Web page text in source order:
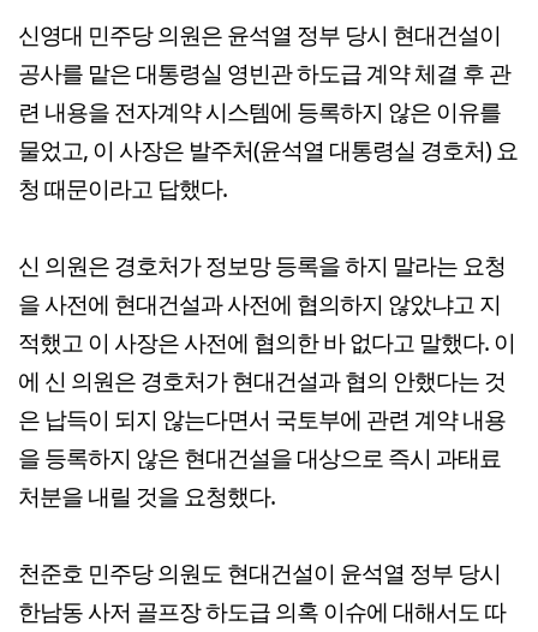
신영대 민주당 의원은 윤석열 정부 당시 현대건설이
공사를 맡은 대통령실 영빈관 하도급 계약 체결 후 관
련 내용을 전자계약 시스템에 등록하지 않은 이유를
물었고, 이 사장은 발주처(윤석열 대통령실 경호처) 요
청 때문이라고 답했다.
신 의원은 경호처가 정보망 등록을 하지 말라는 요청
을 사전에 현대건설과 사전에 협의하지 않았냐고 지
적했고 이 사장은 사전에 협의한 바 없다고 말했다. 이
에 신 의원은 경호처가 현대건설과 협의 안했다는 것
은 납득이 되지 않는다면서 국토부에 관련 계약 내용
을 등록하지 않은 현대건설을 대상으로 즉시 과태료
처분을 내릴 것을 요청했다.
천준호 민주당 의원도 현대건설이 윤석열 정부 당시
한남동 사저 골프장 하도급 의혹 이슈에 대해서도 따